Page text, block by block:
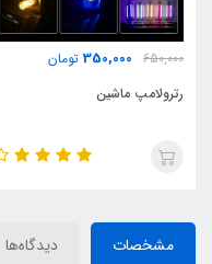
650,000
380,000 تومان
شارک سپر پلاستیکی پژو پارس
مشخصات دیدگاه‌ها